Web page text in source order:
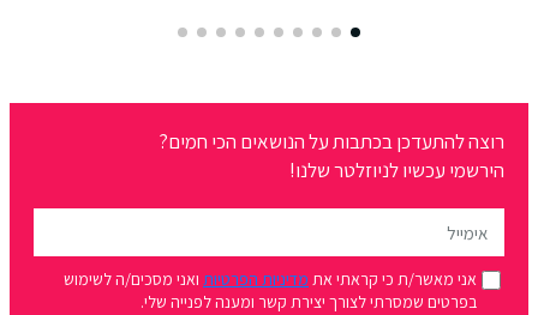
רוצה להתעדכן בכתבות על הנושאים הכי חמים?
הירשמי עכשיו לניוזלטר שלנו!
אני מאשר/ת כי קראתי את מדיניות הפרטיות ואני מסכים/ה לשימוש
בפרטים שמסרתי לצורך יצירת קשר ומענה לפנייה שלי.